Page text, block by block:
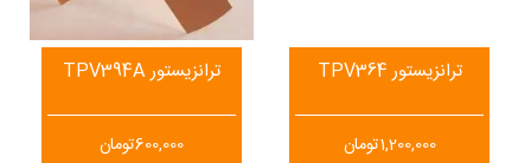
ترانزیستور TPV394A
600,000تومان
ترانزیستور TPV364
1,200,000تومان